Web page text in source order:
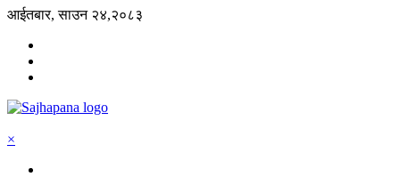
आईतबार, साउन २४,२०८३
×